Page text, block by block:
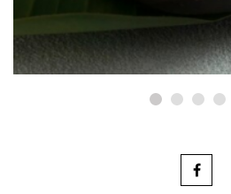
Tháng Mười 29, 2024